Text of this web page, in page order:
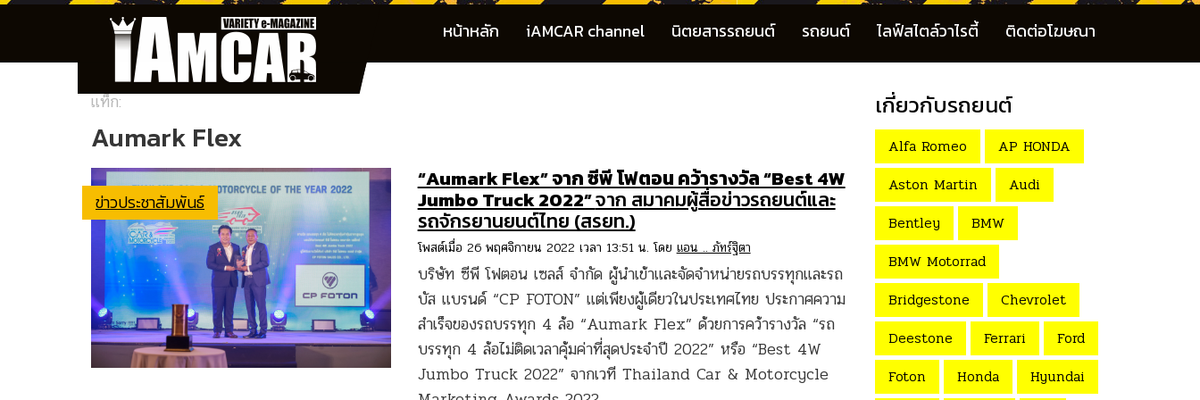
หน้าหลัก iAMCAR channel นิตยสารรถยนต์ รถยนต์ ไลฟ์สไตล์วาไรตี้ ติดต่อโฆษณา
แท็ก:
Aumark Flex
ข่าวประชาสัมพันธ์
“Aumark Flex” จาก ซีพี โฟตอน คว้ารางวัล “Best 4W
Jumbo Truck 2022”จาก สมาคมผู้สื่อข่าวรถยนต์และ
รถจักรยานยนต์ไทย (สรยท.)
โพสต์เมื่อ 26 พฤศจิกายน 2022 เวลา 13:51 น. โดย แอน .. ภัทร์ฐิตา
บริษัท ซีพี โฟตอน เซลส์ จำกัด ผู้นำเข้าและจัดจำหน่ายรถบรรทุกและรถ
บัส แบรนด์ “CP FOTON” แต่เพียงผู้เดียวในประเทศไทย ประกาศความ
สำเร็จของรถบรรทุก 4 ล้อ “Aumark Flex” ด้วยการคว้ารางวัล “รถ
บรรทุก 4 ล้อไม่ติดเวลาคุ้มค่าที่สุดประจําปี 2022” หรือ “Best 4W
Jumbo Truck 2022” จากเวที Thailand Car & Motorcycle
เกี่ยวกับรถยนต์
Alfa Romeo
AP HONDA
Aston Martin
Audi
Bentley
BMW
BMW Motorrad
Bridgestone
Chevrolet
Deestone
Ferrari
Ford
Foton
Honda Hyundai